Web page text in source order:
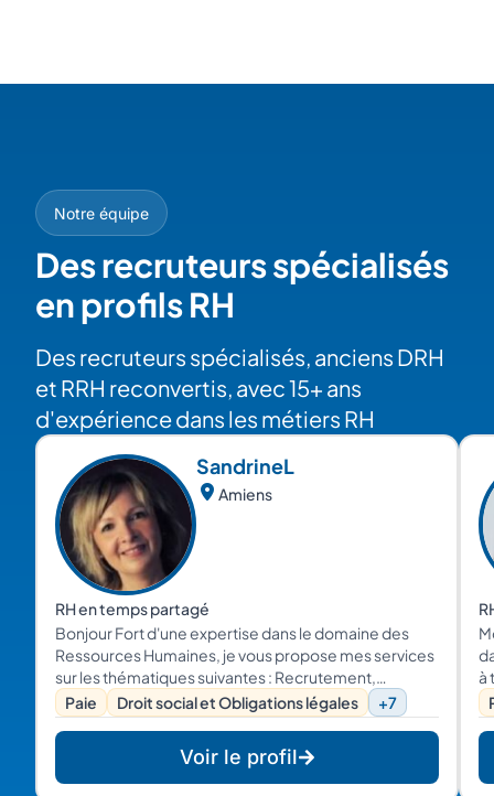
Notre équipe
Des recruteurs spécialisés
en profils RH
Des recruteurs spécialisés, anciens DRH
et RRH reconvertis, avec 15+ ans
d'expérience dans les métiers RH
SandrineL
Amiens
RH en temps partagé
Bonjour Fort d'une expertise dans le domaine des
Ressources Humaines, je vous propose mes services
sur les thématiques suivantes : Recrutement,
Formation, Gestion des compétences et des
carrières, Droit social, Supervision de la paie, Audit
RH, Conseil RH et Coaching. Contactez-moi.
Paie Droit social et Obligations légales +7
Voir le profil
à